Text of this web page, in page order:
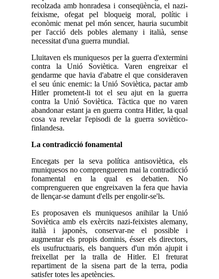
recolzada amb honradesa i conseqüència, el nazi-
feixisme, ofegat pel bloqueig moral, polític i
econòmic menat pel món sencer, hauria sucumbit
per l'acció dels pobles alemany i italià, sense
necessitat d'una guerra mundial.
Lluitaven els muniquesos per la guerra d'extermini
contra la Unió Soviètica. Varen engreixar el
gendarme que havia d'abatre el que consideraven
el seu únic enemic: la Unió Soviètica, pactar amb
Hitler prometent-li tot el seu ajut en la guerra
contra la Unió Soviètica. Tàctica que no varen
abandonar estant ja en guerra contra Hitler, la qual
cosa va revelar l'episodi de la guerra soviètico-
finlandesa.
La contradicció fonamental
Encegats per la seva política antisoviètica, els
muniquesos no comprengueren mai la contradicció
fonamental en la qual es debatien. No
comprengueren que engreixaven la fera que havia
de llençar-se damunt d'ells per engolir-se'ls.
Es proposaven els muniquesos anihilar la Unió
Soviètica amb els exèrcits nazi-feixistes alemany,
italià i japonès, conservar-ne el possible i
augmentar els propis dominis, ésser els directors,
els usufructuaris, els banquers d'un món ajupit i
freixellat per la tralla de Hitler. El freturat
repartiment de la sisena part de la terra, podia
satisfer totes les apetències.